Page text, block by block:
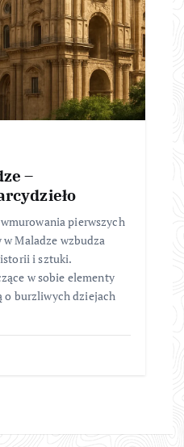
–
pierwszych
Maladze wzbudza
i sztuki.
w sobie elementy
o burzliwych dziejach